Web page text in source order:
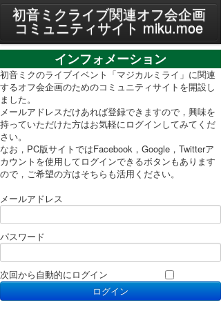
MENU
プライバシーポリシー
利用規約
PC表示に切り替え
初音ミクライブ関連オフ会企画
コミュニティサイト miku.moe
インフォメーション
初音ミクのライブイベント「マジカルミライ」に関連
するオフ会企画のためのコミュニティサイトを開設し
ました。
メールアドレスだけあれば登録できますので，興味を
持っていただけた方はお気軽にログインしてみてくだ
さい。
なお，PC版サイトではFacebook，Google，Twitterア
カウントを使用してログインできるボタンもあります
ので，ご希望の方はそちらも活用ください。
メールアドレス
パスワード
次回から自動的にログイン